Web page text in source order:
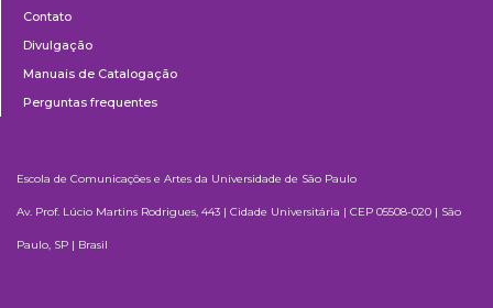
Contato
Divulgação
Manuais de Catalogação
Perguntas frequentes
Escola de Comunicações e Artes da Universidade de São Paulo
Av. Prof. Lúcio Martins Rodrigues, 443 | Cidade Universitária | CEP 05508-020 | São
Paulo, SP | Brasil